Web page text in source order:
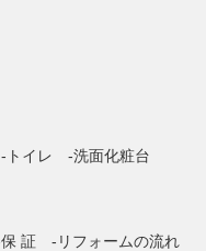
トイレ
洗面化粧台
保 証
リフォームの流れ